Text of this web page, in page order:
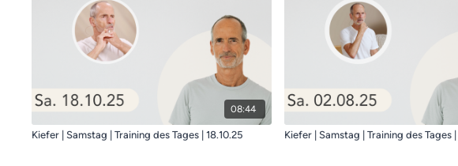
08:44
Kiefer | Samstag | Training des Tages | 18.10.25